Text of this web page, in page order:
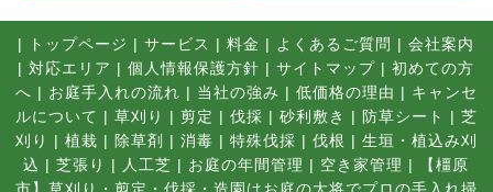
| トップページ | サービス | 料金 | よくあるご質問 | 会社案内
| 対応エリア | 個人情報保護方針 | サイトマップ | 初めての方
へ | お庭手入れの流れ | 当社の強み | 低価格の理由 | キャンセ
ルについて | 草刈り | 剪定 | 伐採 | 砂利敷き | 防草シート | 芝
刈り
| 植栽 | 除草剤 | 消毒 | 特殊伐採 | 伐根 | 生垣・植込み刈
込 | 芝張り | 人工芝 | お庭の年間管理 | 空き家管理 |
【橿原
市】草刈り・剪定・伐採・造園はお庭の大将でプロの手入れ掃